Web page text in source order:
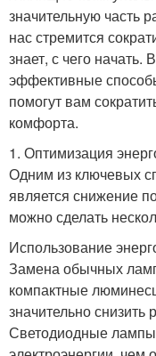
значительную часть
нас стремится
знает, с чего начать.
эффективные
помогут вам
комфорта.
1. Оптимизация
Одним из ключевых
является снижение
можно сделать
Использование
Замена обычных
компактные
значительно снизить
Светодиодные